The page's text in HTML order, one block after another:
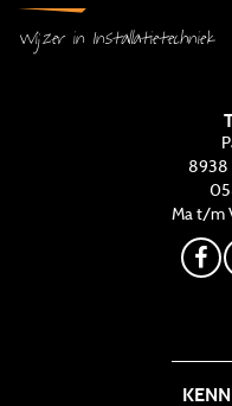
Wijzer in Installatietechniek
8938
Ma t/m